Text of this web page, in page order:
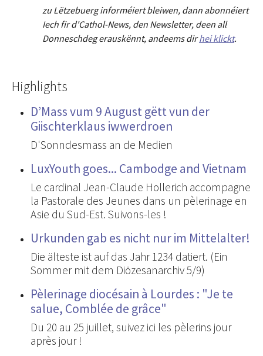
zu Lëtzebuerg informéiert bleiwen, dann abonnéiert
Iech fir d'Cathol-News, den Newsletter, deen all
Donneschdeg erauskënnt, andeems dirhei klickt.
Highlights
D’Mass vum 9 August gëtt vun der
Giischterklaus iwwerdroen
D'Sonndesmass an de Medien
LuxYouth goes... Cambodge and Vietnam
Le cardinal Jean-Claude Hollerich accompagne
la Pastorale des Jeunes dans un pèlerinage en
Asie du Sud-Est. Suivons-les !
Urkunden gab es nicht nur im Mittelalter!
Die älteste ist auf das Jahr 1234 datiert. (Ein
Sommer mit dem Diözesanarchiv 5/9)
Pèlerinage diocésain à Lourdes : "Je te
salue, Comblée de grâce"
Du 20 au 25 juillet, suivez ici les pèlerins jour
après jour !